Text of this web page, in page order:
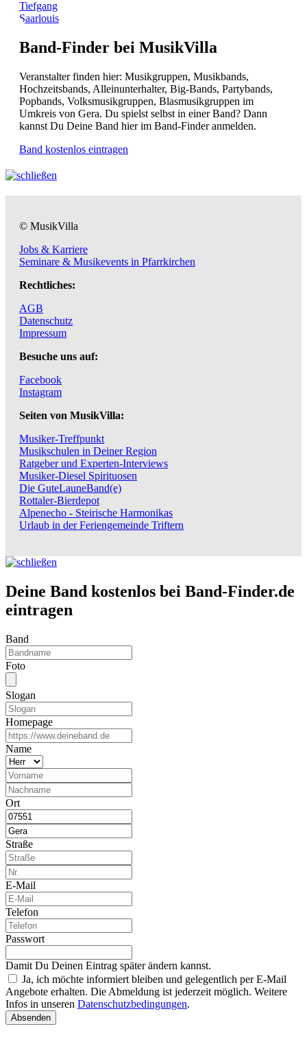
Tiefgang
Saarlouis
Band-Finder bei MusikVilla
Veranstalter finden hier: Musikgruppen, Musikbands,
Hochzeitsbands, Alleinunterhalter, Big-Bands, Partybands,
Popbands, Volksmusikgruppen, Blasmusikgruppen im
Umkreis von Gera. Du spielst selbst in einer Band? Dann
kannst Du Deine Band hier im Band-Finder anmelden.
Band kostenlos eintragen
© MusikVilla
Jobs & Karriere
Seminare & Musikevents in Pfarrkirchen
Rechtliches:
AGB
Datenschutz
Impressum
Besuche uns auf:
Facebook
Instagram
Seiten von MusikVilla:
Musiker-Treffpunkt
Musikschulen in Deiner Region
Ratgeber und Experten-Interviews
Musiker-Diesel Spirituosen
Die GuteLauneBand(e)
Rottaler-Bierdepot
Alpenecho - Steirische Harmonikas
Urlaub in der Feriengemeinde Triftern
Deine Band kostenlos bei Band-Finder.de
eintragen
Band
Foto
Slogan
Homepage
Name
Ort
Straße
E-Mail
Telefon
Passwort
Damit Du Deinen Eintrag später ändern kannst.
Ja, ich möchte informiert bleiben und gelegentlich per E-Mail
Angebote erhalten. Die Abmeldung ist jederzeit möglich. Weitere
Infos in unseren Datenschutzbedingungen.
Absenden